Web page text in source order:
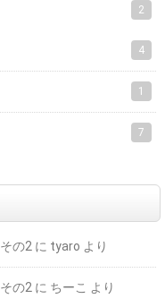
2
4
1
7
の2 に tyaro より
の2 に ちーこ より